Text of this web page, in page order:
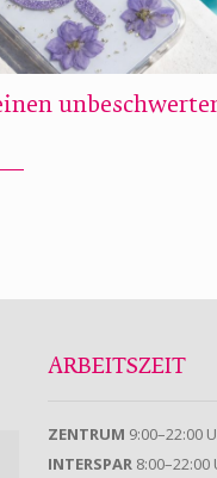
ARBEITSZEIT
ZENTRUM 9:00–22:00
INTERSPAR 8:00–22:00